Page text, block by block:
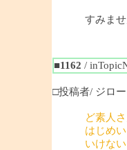
すみま
■1162 /
□投稿者/ ジロー
ど素人
はじめ
いけな